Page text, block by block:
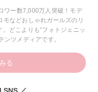
ワー数7,000万人突破！モデ
などおしゃれガールズのリ
どこよりも“フォトジェニッ
ンツメディアです。
る